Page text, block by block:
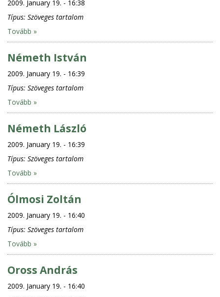
2009. January 19. - 16:38
Típus: Szöveges tartalom
Tovább »
Németh István
2009. January 19. - 16:39
Típus: Szöveges tartalom
Tovább »
Németh László
2009. January 19. - 16:39
Típus: Szöveges tartalom
Tovább »
Ólmosi Zoltán
2009. January 19. - 16:40
Típus: Szöveges tartalom
Tovább »
Oross András
2009. January 19. - 16:40